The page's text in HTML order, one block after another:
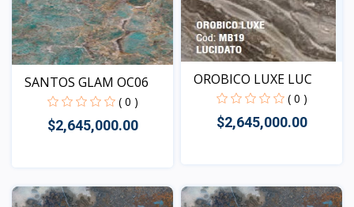
SANTOS GLAM OC06
( 0 )
$2,645,000.00
Vista
OROBICO LUXE LUC
( 0 )
$2,645,000.00